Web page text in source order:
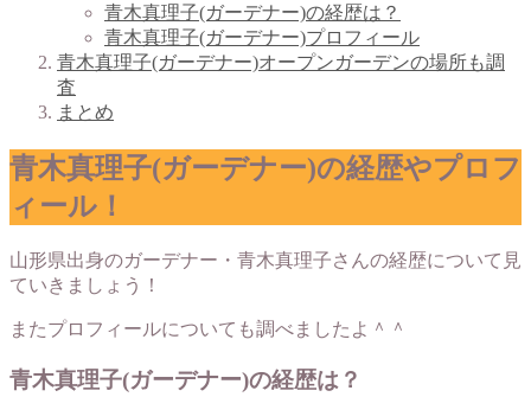
青木真理子(ガーデナー)の経歴は？
青木真理子(ガーデナー)プロフィール
青木真理子(ガーデナー)オープンガーデンの場所も調
査
まとめ
青木真理子(ガーデナー)の経歴やプロフ
ィール！
山形県出身のガーデナー・青木真理子さんの経歴について見
ていきましょう！
またプロフィールについても調べましたよ＾＾
青木真理子(ガーデナー)の経歴は？